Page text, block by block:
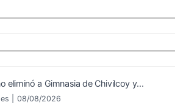
eliminó a Gimnasia de Chivilcoy y...
| 08/08/2026